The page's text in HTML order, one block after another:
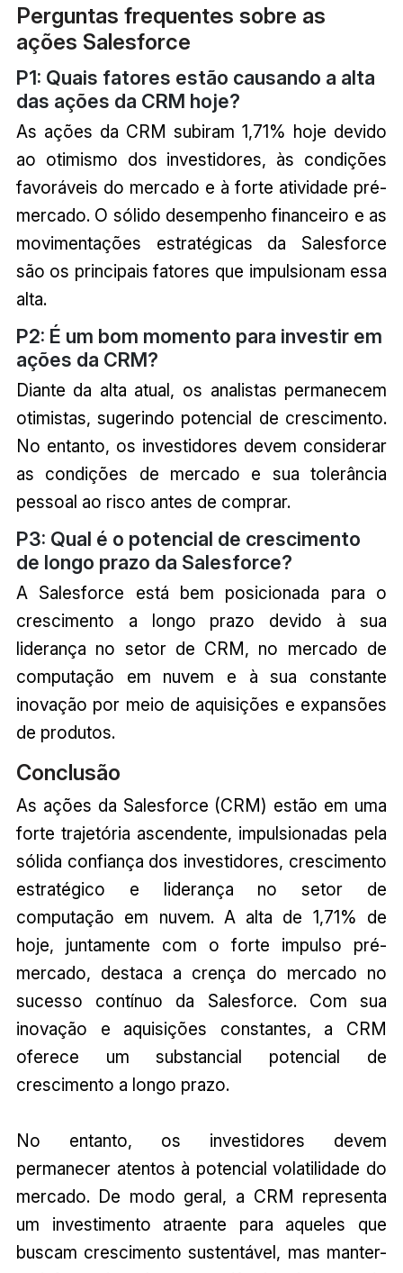
Perguntas frequentes sobre as
ações Salesforce
P1: Quais fatores estão causando a alta
das ações da CRM hoje?
As ações da CRM subiram 1,71% hoje devido
ao otimismo dos investidores, às condições
favoráveis do mercado e à forte atividade pré-
mercado. O sólido desempenho financeiro e as
movimentações estratégicas da Salesforce
são os principais fatores que impulsionam essa
alta.
P2: É um bom momento para investir em
ações da CRM?
Diante da alta atual, os analistas permanecem
otimistas, sugerindo potencial de crescimento.
No entanto, os investidores devem considerar
as condições de mercado e sua tolerância
pessoal ao risco antes de comprar.
P3: Qual é o potencial de crescimento
de longo prazo da Salesforce?
A Salesforce está bem posicionada para o
crescimento a longo prazo devido à sua
liderança no setor de CRM, no mercado de
computação em nuvem e à sua constante
inovação por meio de aquisições e expansões
de produtos.
Conclusão
As ações da Salesforce (CRM) estão em uma
forte trajetória ascendente, impulsionadas pela
sólida confiança dos investidores, crescimento
estratégico e liderança no setor de
computação em nuvem. A alta de 1,71% de
hoje, juntamente com o forte impulso pré-
mercado, destaca a crença do mercado no
sucesso contínuo da Salesforce. Com sua
inovação e aquisições constantes, a CRM
oferece um substancial potencial de
crescimento a longo prazo.
No entanto, os investidores devem
permanecer atentos à potencial volatilidade do
mercado. De modo geral, a CRM representa
um investimento atraente para aqueles que
buscam crescimento sustentável, mas manter-